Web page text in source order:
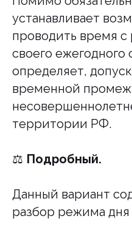
устанавливает
проводить время
своего ежегодного
определяет,
временной
территории РФ.
⚖️ Подробный.
Данный вариант
разбор режима